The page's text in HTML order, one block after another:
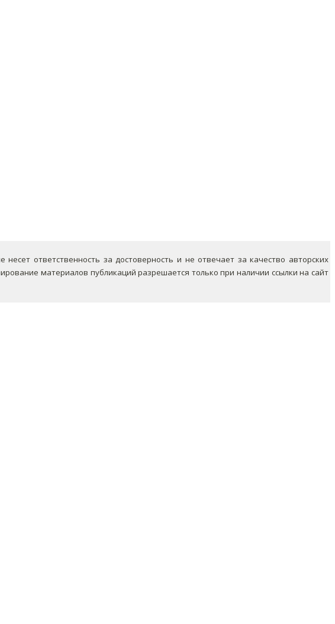
ответственность за достоверность и не отвечает за качество авторских
материалов публикаций разрешается только при наличии ссылки на сайт